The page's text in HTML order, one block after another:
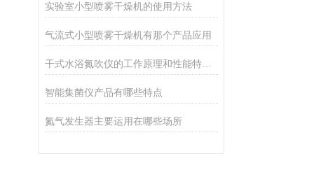
实验室小型喷雾干燥机的使用方法
气流式小型喷雾干燥机有那个产品应用
干式水浴氮吹仪的工作原理和性能特点介绍
智能集菌仪产品有哪些特点
氮气发生器主要运用在哪些场所